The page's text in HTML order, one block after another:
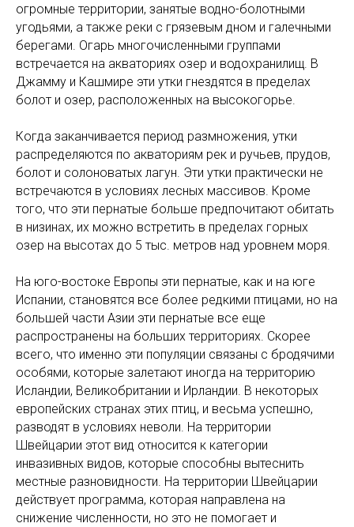
огромные территории, занятые водно-болотными
угодьями, а также реки с грязевым дном и галечными
берегами. Огарь многочисленными группами
встречается на акваториях озер и водохранилищ. В
Джамму и Кашмире эти утки гнездятся в пределах
болот и озер, расположенных на высокогорье.
Когда заканчивается период размножения, утки
распределяются по акваториям рек и ручьев, прудов,
болот и солоноватых лагун. Эти утки практически не
встречаются в условиях лесных массивов. Кроме
того, что эти пернатые больше предпочитают обитать
в низинах, их можно встретить в пределах горных
озер на высотах до 5 тыс. метров над уровнем моря.
На юго-востоке Европы эти пернатые, как и на юге
Испании, становятся все более редкими птицами, но на
большей части Азии эти пернатые все еще
распространены на больших территориях. Скорее
всего, что именно эти популяции связаны с бродячими
особями, которые залетают иногда на территорию
Исландии, Великобритании и Ирландии. В некоторых
европейских странах этих птиц, и весьма успешно,
разводят в условиях неволи. На территории
Швейцарии этот вид относится к категории
инвазивных видов, которые способны вытеснить
местные разновидности. На территории Швейцарии
действует программа, которая направлена на
снижение численности, но это не помогает и